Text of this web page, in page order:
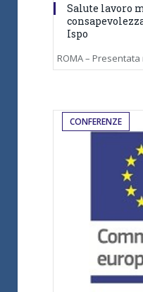
Salute lavoro
Ispo
ROMA –
CONFERENZE